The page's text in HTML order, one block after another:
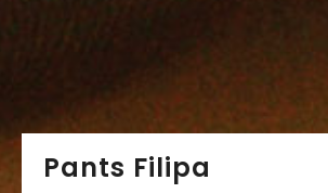
Pants Filipa